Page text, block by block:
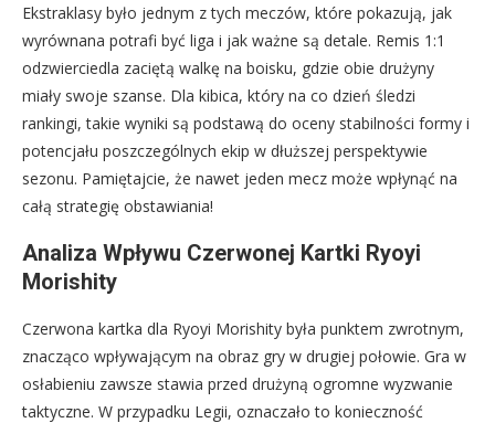
Ekstraklasy było jednym z tych meczów, które pokazują, jak
wyrównana potrafi być liga i jak ważne są detale. Remis 1:1
odzwierciedla zaciętą walkę na boisku, gdzie obie drużyny
miały swoje szanse. Dla kibica, który na co dzień śledzi
rankingi, takie wyniki są podstawą do oceny stabilności formy i
potencjału poszczególnych ekip w dłuższej perspektywie
sezonu. Pamiętajcie, że nawet jeden mecz może wpłynąć na
całą strategię obstawiania!
Analiza Wpływu Czerwonej Kartki Ryoyi
Morishity
Czerwona kartka dla Ryoyi Morishity była punktem zwrotnym,
znacząco wpływającym na obraz gry w drugiej połowie. Gra w
osłabieniu zawsze stawia przed drużyną ogromne wyzwanie
taktyczne. W przypadku Legii, oznaczało to konieczność